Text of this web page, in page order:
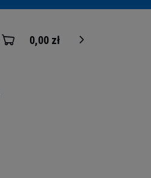
0,00 zł